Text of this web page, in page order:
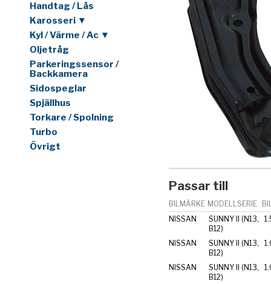
Handtag / Lås
Karosseri ▼
Kyl / Värme / Ac ▼
Oljetråg
Parkeringssensor /
Backkamera
Sidospeglar
Spjällhus
Torkare / Spolning
Turbo
Övrigt
Passar till
BILMÄRKE MODELLSERIE
NISSAN
SUNNY II (N13,
B12)
NISSAN
SUNNY II (N13,
B12)
NISSAN
SUNNY II (N13,
B12)